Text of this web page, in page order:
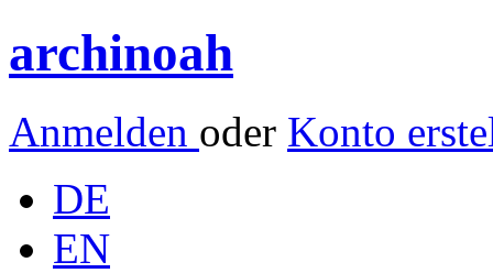
archinoah
Anmelden oder Konto
DE
EN